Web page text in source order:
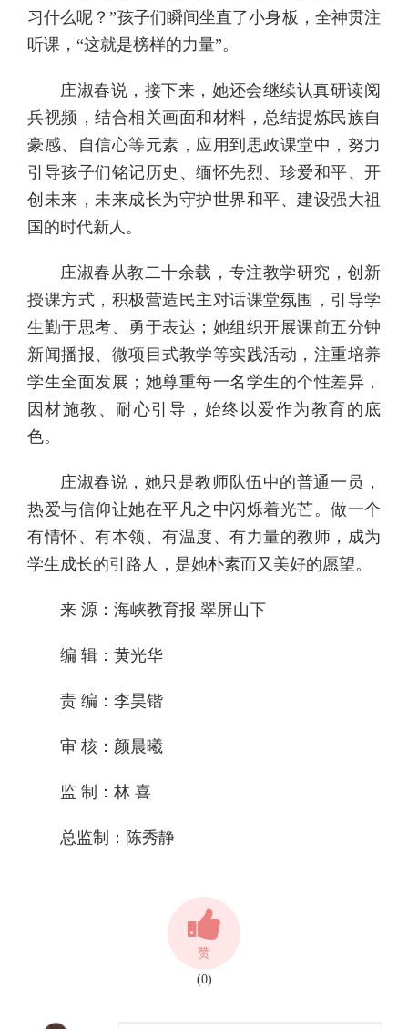
习什么呢？”孩子们瞬间坐直了小身板，全神贯注
听课，“这就是榜样的力量”。
庄淑春说，接下来，她还会继续认真研读阅
兵视频，结合相关画面和材料，总结提炼民族自
豪感、自信心等元素，应用到思政课堂中，努力
引导孩子们铭记历史、缅怀先烈、珍爱和平、开
创未来，未来成长为守护世界和平、建设强大祖
国的时代新人。
庄淑春从教二十余载，专注教学研究，创新
授课方式，积极营造民主对话课堂氛围，引导学
生勤于思考、勇于表达；她组织开展课前五分钟
新闻播报、微项目式教学等实践活动，注重培养
学生全面发展；她尊重每一名学生的个性差异，
因材施教、耐心引导，始终以爱作为教育的底
色。
庄淑春说，她只是教师队伍中的普通一员，
热爱与信仰让她在平凡之中闪烁着光芒。做一个
有情怀、有本领、有温度、有力量的教师，成为
学生成长的引路人，是她朴素而又美好的愿望。
来 源：海峡教育报 翠屏山下
编 辑：黄光华
责 编：李昊锴
审 核：颜晨曦
监 制：林 喜
总监制：陈秀静
赞
(0)